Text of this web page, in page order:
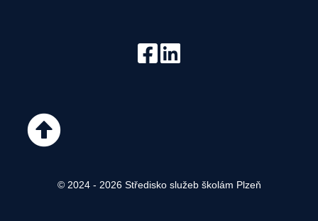
© 2024 - 2026 Středisko služeb školám Plzeň